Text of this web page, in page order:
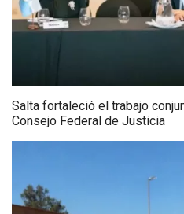
Salta fortaleció el trabajo
Consejo Federal de Justicia